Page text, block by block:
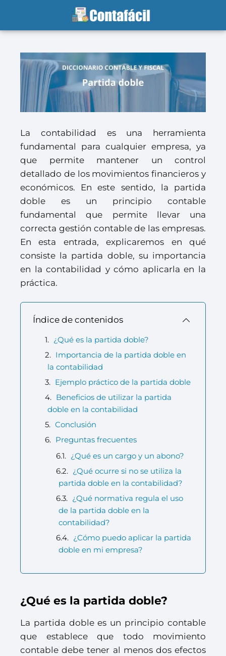
La contabilidad es una herramienta
fundamental para cualquier empresa, ya
que permite mantener un control
detallado de los movimientos financieros y
económicos. En este sentido, la partida
doble es un principio contable
fundamental que permite llevar una
correcta gestión contable de las empresas.
En esta entrada, explicaremos en qué
consiste la partida doble, su importancia
en la contabilidad y cómo aplicarla en la
práctica.
Índice de contenidos
¿Qué es la partida doble?
Importancia de la partida doble en
la contabilidad
Ejemplo práctico de la partida doble
Beneficios de utilizar la partida
doble en la contabilidad
Conclusión
Preguntas frecuentes
¿Qué es un cargo y un abono?
¿Qué ocurre si no se utiliza la
partida doble en la contabilidad?
¿Qué normativa regula el uso
de la partida doble en la
contabilidad?
¿Cómo puedo aplicar la partida
doble en mi empresa?
¿Qué es la partida doble?
La partida doble es un principio contable
que establece que todo movimiento
contable debe tener al menos dos efectos